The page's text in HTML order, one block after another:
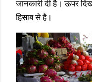
जानकारी दी है। ऊपर
हिसाब से है।